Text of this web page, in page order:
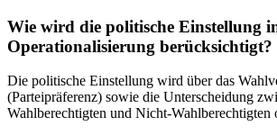
Wie wird die politische Einstellung
Operationalisierung berücksichtigt?
Die politische Einstellung wird über das
(Parteipräferenz) sowie die Unterscheidung
Wahlberechtigten und Nicht-Wahlberechtigten